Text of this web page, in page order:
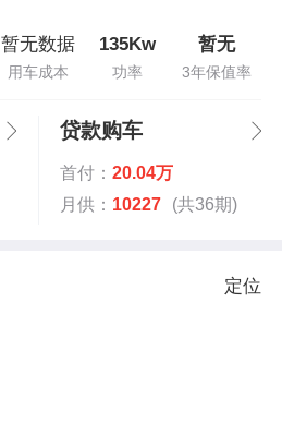
暂无数据
用车成本
135Kw
功率
暂无
3年保值率
贷款购车
首付： 20.04万
月供： 10227 (共36期)
定位